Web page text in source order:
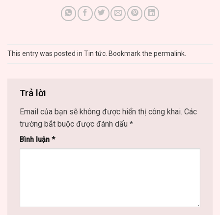
This entry was posted in Tin tức . Bookmark the permalink
Trả lời
Email của bạn sẽ không được hiển thị công khai. Các
trường bắt buộc được đánh dấu *
Bình luận *